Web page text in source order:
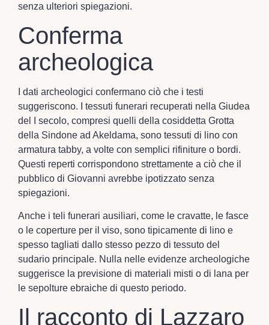
senza ulteriori spiegazioni.
Conferma
archeologica
I dati archeologici confermano ciò che i testi
suggeriscono. I tessuti funerari recuperati nella Giudea
del I secolo, compresi quelli della cosiddetta Grotta
della Sindone ad Akeldama, sono tessuti di lino con
armatura tabby, a volte con semplici rifiniture o bordi.
Questi reperti corrispondono strettamente a ciò che il
pubblico di Giovanni avrebbe ipotizzato senza
spiegazioni.
Anche i teli funerari ausiliari, come le cravatte, le fasce
o le coperture per il viso, sono tipicamente di lino e
spesso tagliati dallo stesso pezzo di tessuto del
sudario principale. Nulla nelle evidenze archeologiche
suggerisce la previsione di materiali misti o di lana per
le sepolture ebraiche di questo periodo.
Il racconto di Lazzaro